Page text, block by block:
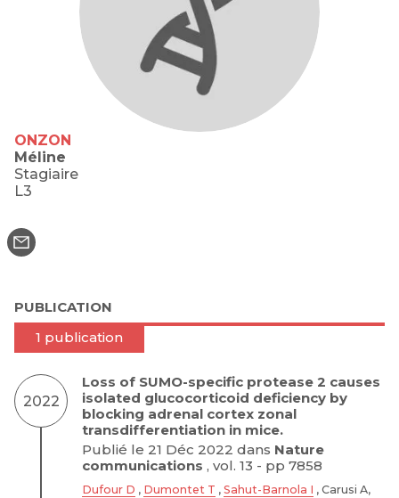
ONZON
Méline
Stagiaire
L3
PUBLICATION
1 publication
2022
Loss of SUMO-specific protease 2 causes
isolated glucocorticoid deficiency by
blocking adrenal cortex zonal
transdifferentiation in mice.
Publié le 21 Déc 2022 dans Nature
communications , vol. 13 - pp 7858
Dufour D , Dumontet T , Sahut-Barnola I , Carusi A,